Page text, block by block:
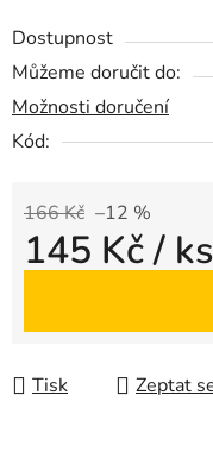
Dostupnost
Můžeme doručit do:
Možnosti doručení
Kód:
166 Kč –12 %
145 Kč/ ks
Tisk Zeptat